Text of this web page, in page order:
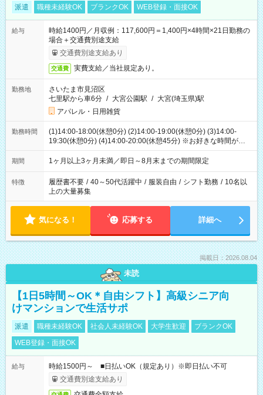
派遣 職種未経験OK ブランクOK WEB登録・面接OK
給与
時給1400円／月収例：117,600円＝1,400円×4時間×21日勤務の
場合＋交通費別途支給
交通費別途支給あり
交通費 実費支給／当社規定あり。
勤務地
さいたま市見沼区
七里駅から車6分 / 大宮公園駅 / 大宮(埼玉県)駅
アパレル・日用雑貨
勤務時間
(1)14:00-18:00(休憩0分) (2)14:00-19:00(休憩0分) (3)14:00-
19:30(休憩0分) (4)14:00-20:00(休憩45分) ※お好きな時間が選べ
ます
期間 1ヶ月以上3ヶ月未満／即日～8月末までの期間限定
特徴 履歴書不要 / 40～50代活躍中 / 服装自由 / シフト勤務 / 10名以
上の大量募集
気になる！ 応募する 詳細へ
掲載日：2026.08.04
未読
【1日5時間～OK＊自由シフト】高級シニア向
けマンションで生活サポ
派遣 職種未経験OK 社会人未経験OK 大学生歓迎
ブランクOK
WEB登録・面接OK
給与
時給1500円～ ■日払いOK（規定あり）※即日払い不可
交通費別途支給あり